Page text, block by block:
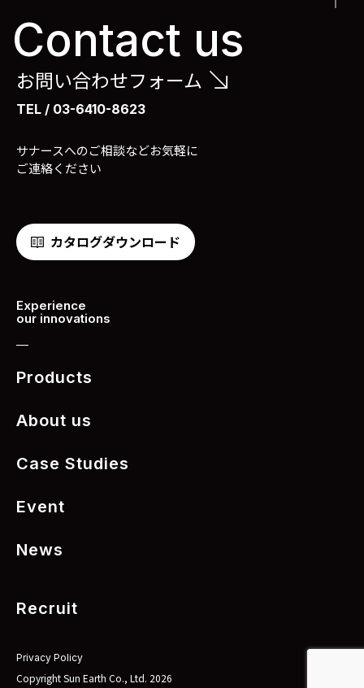
Contact us
お問い合わせフォーム
TEL / 03-6410-8623
サナースへのご相談などお気軽に
ご連絡ください
Experience
our innovations
Products
About us
Case Studies
Event
News
Recruit
カタログダウンロード
Privacy Policy
Copyright Sun Earth Co., Ltd. 2026